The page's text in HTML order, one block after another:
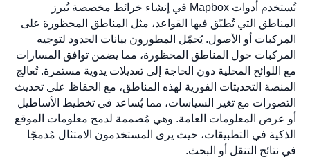
تُستخدم أدوات Mapbox في إنشاء خرائط مخصصة تُبرز
المناطق التي تُطبّق فيها القواعد، مثل المناطق المحظورة على
المركبات أو الأصول. يُحمّل المطورون بيانات الحدود لتوجيه
المركبات حول المناطق المحظورة، مما يضمن توافق المسارات
مع اللوائح المحلية دون الحاجة إلى تعديلات يدوية مستمرة. تُعالج
المنصة التحديثات الفورية لهذه المناطق، مع الحفاظ على تحديث
التصورات مع تغير السياسات، مما يُساعد في تخطيط الأساطيل
أو عرض المعلومات العامة. وهي مُصممة لدمج معلومات الموقع
الذكية في التطبيقات، حيث يرى المستخدمون الامتثال مُدمجًا
في نتائج التنقل أو البحث.